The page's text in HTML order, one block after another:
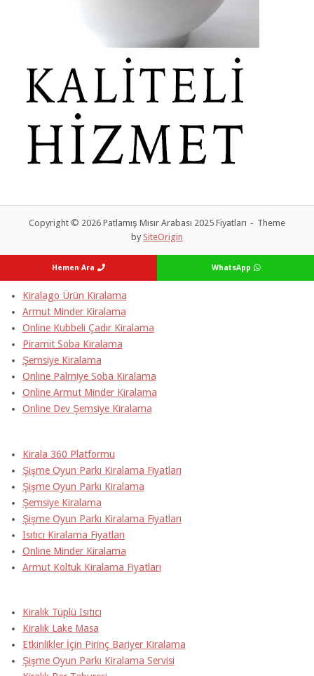
Copyright © 2026 Patlamış Mısır Arabası 2025 Fiyatları
Theme
by SiteOrigin
Hemen Ara WhatsApp
Kiralago Ürün Kiralama
Armut Minder Kiralama
Online Kubbeli Çadır Kiralama
Piramit Soba Kiralama
Şemsiye Kiralama
Online Palmiye Soba Kiralama
Online Armut Minder Kiralama
Online Dev Şemsiye Kiralama
Kirala 360 Platformu
Şişme Oyun Parkı Kiralama Fiyatları
Şişme Oyun Parkı Kiralama
Şemsiye Kiralama
Şişme Oyun Parkı Kiralama Fiyatları
Isıtıcı Kiralama Fiyatları
Online Minder Kiralama
Armut Koltuk Kiralama Fiyatları
Kiralık Tüplü Isıtıcı
Kiralık Lake Masa
Etkinlikler İçin Pirinç Bariyer Kiralama
Şişme Oyun Parkı Kiralama Servisi